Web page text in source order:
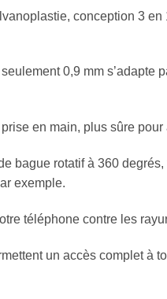
conception 3
0,9 mm s’adapte
en main, plus sûre
bague rotatif à 360
exemple.
téléphone contre les
un accès complet à